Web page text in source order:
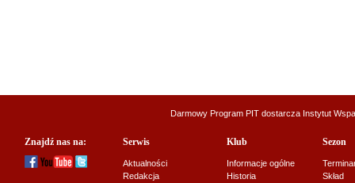
Darmowy Program PIT dostarcza Instytut
Znajdź nas na: Serwis
Aktualności
Redakcja
Klub
Informacje ogólne
Historia
Sezon
Skład